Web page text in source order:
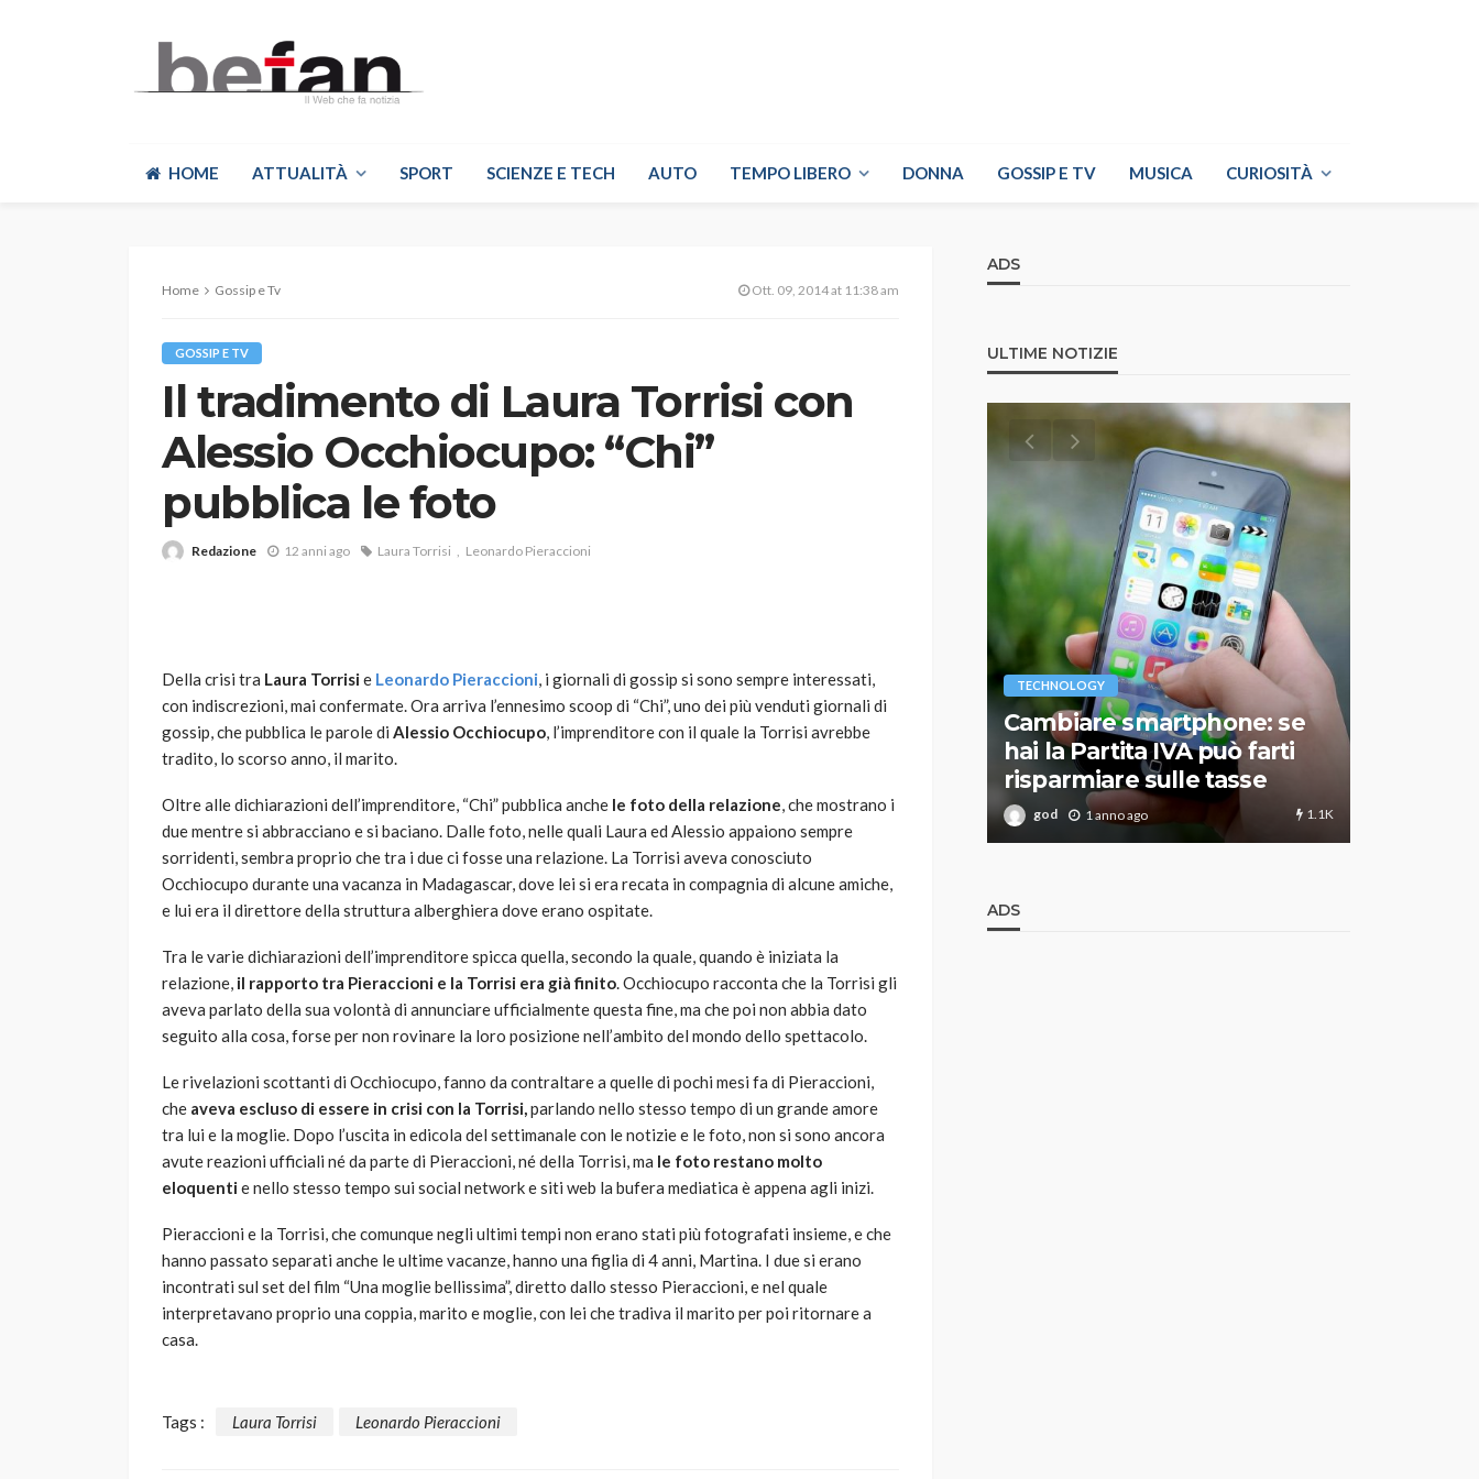
HOME ATTUALITÀ SPORT SCIENZE E TECH AUTO TEMPO LIBERO DONNA GOSSIP E TV MUSICA CURIOSITÀ
Home Gossip e Tv Ott. 09, 2014 at 11:38 am
GOSSIP E TV
Il tradimento di Laura Torrisi con
Alessio Occhiocupo: “Chi”
pubblica le foto
Redazione 12 anni ago Laura Torrisi Leonardo Pieraccioni
Della crisi tra Laura Torrisie Leonardo Pieraccioni, i giornali di gossip si sono sempre interessati,
con indiscrezioni, mai confermate. Ora arriva l’ennesimo scoop di “Chi”, uno dei più venduti giornali di
gossip, che pubblica le parole di Alessio Occhiocupo, l’imprenditore con il quale la Torrisi avrebbe
tradito, lo scorso anno, il marito.
Oltre alle dichiarazioni dell’imprenditore, “Chi” pubblica anche le foto della relazione, che mostrano i
due mentre si abbracciano e si baciano. Dalle foto, nelle quali Laura ed Alessio appaiono sempre
sorridenti, sembra proprio che tra i due ci fosse una relazione. La Torrisi aveva conosciuto
Occhiocupo durante una vacanza in Madagascar, dove lei si era recata in compagnia di alcune amiche,
e lui era il direttore della struttura alberghiera dove erano ospitate.
Tra le varie dichiarazioni dell’imprenditore spicca quella, secondo la quale, quando è iniziata la
relazione, il rapporto tra Pieraccioni e la Torrisi era già finito. Occhiocupo racconta che la Torrisi gli
aveva parlato della sua volontà di annunciare ufficialmente questa fine, ma che poi non abbia dato
seguito alla cosa, forse per non rovinare la loro posizione nell’ambito del mondo dello spettacolo.
Le rivelazioni scottanti di Occhiocupo, fanno da contraltare a quelle di pochi mesi fa di Pieraccioni,
che aveva escluso di essere in crisi con la Torrisi,parlando nello stesso tempo di un grande amore
tra lui e la moglie. Dopo l’uscita in edicola del settimanale con le notizie e le foto, non si sono ancora
avute reazioni ufficiali né da parte di Pieraccioni, né della Torrisi, ma le foto restano molto
eloquentie nello stesso tempo sui social network e siti web la bufera mediatica è appena agli inizi.
Pieraccioni e la Torrisi, che comunque negli ultimi tempi non erano stati più fotografati insieme, e che
hanno passato separati anche le ultime vacanze, hanno una figlia di 4 anni, Martina. I due si erano
incontrati sul set del film “Una moglie bellissima”, diretto dallo stesso Pieraccioni, e nel quale
interpretavano proprio una coppia, marito e moglie, con lei che tradiva il marito per poi ritornare a
casa.
Tags : Laura Torrisi Leonardo Pieraccioni
ADS
ULTIME NOTIZIE
VARIE
Robot tagliaerba: quale
god 1 anno ago 786
Davis: tennis mondiale e
passione per
l’automobilismo
god 9 mesi ago
TECHNOLOGY
Cambiare smartphone: se
hai la Partita IVA può farti
risparmiare sulle tasse
god 1 anno ago 1.1K
ADS